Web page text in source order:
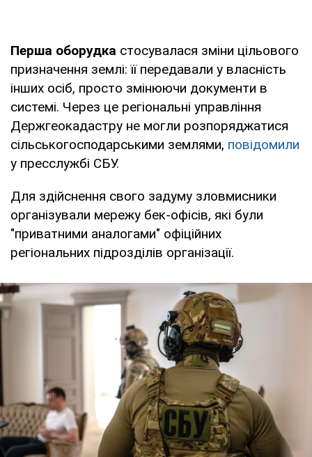
Перша оборудка стосувалася зміни цільового
призначення землі: її передавали у власність
інших осіб, просто змінюючи документи в
системі. Через це регіональні управління
Держгеокадастру не могли розпоряджатися
сільськогосподарськими землями, повідомили
у пресслужбі СБУ.
Для здійснення свого задуму зловмисники
організували мережу бек-офісів, які були
"приватними аналогами" офіційних
регіональних підрозділів організації.